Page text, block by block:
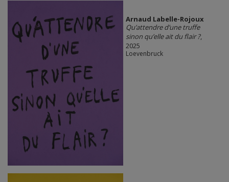
Arnaud Labelle-Rojoux
Qu’attendre d’une truffe
sinon qu’elle ait du flair ?,
2025
Loevenbruck